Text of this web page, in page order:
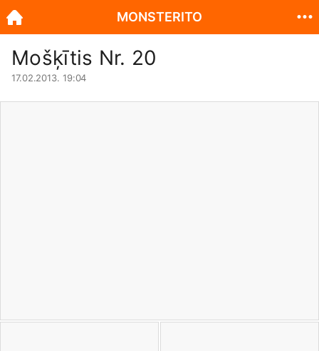
Mošķītis Nr. 20
17.02.2013. 19:04
MONSTERITO